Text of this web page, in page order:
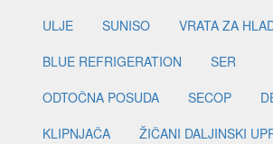
ULJE
SUNISO
VRATA ZA
BLUE REFRIGERATION
SER
ODTOČNA POSUDA
SECOP
KLIPNJAČA
ŽIČANI DALJINSKI